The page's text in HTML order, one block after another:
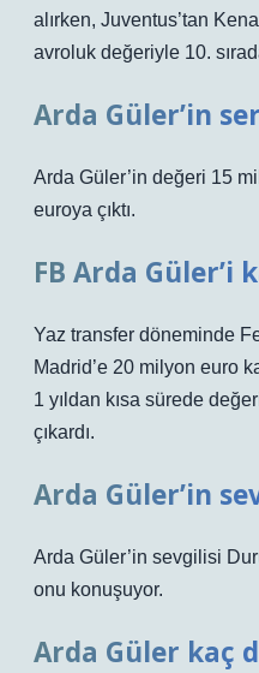
alırken, Juventus’tan
avroluk değeriyle 10.
Arda Güler’in
Arda Güler’in değeri 15
euroya çıktı.
FB Arda Güler’i
Yaz transfer döneminde
Madrid’e 20 milyon euro
1 yıldan kısa sürede
çıkardı.
Arda Güler’in
Arda Güler’in sevgilisi
onu konuşuyor.
Arda Güler kaç